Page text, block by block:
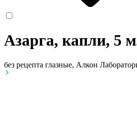
Азарга, капли, 5
без рецепта глазные, Алкон